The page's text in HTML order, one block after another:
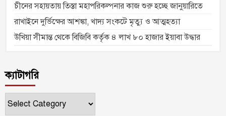
চীনের সহায়তায় তিস্তা মহাপরিকল্পনার কাজ শুরু হচ্ছে জানুয়ারিতে
রাখাইনে দুর্ভিক্ষের আশঙ্কা, খাদ্য সংকটে মৃত্যু ও আত্মহত্যা
উখিয়া সীমান্ত থেকে বিজিবি কর্তৃক ৪ লাখ ৮০ হাজার ইয়াবা উদ্ধার
ক্যাটাগরি
ক্যাটাগরি